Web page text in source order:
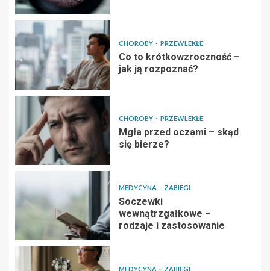
CHOROBY PRZEWLEKŁE
Co to krótkowzroczność –
jak ją rozpoznać?
CHOROBY PRZEWLEKŁE
Mgła przed oczami – skąd
się bierze?
MEDYCYNA ZABIEGI
Soczewki
wewnątrzgałkowe –
rodzaje i zastosowanie
MEDYCYNA ZABIEGI